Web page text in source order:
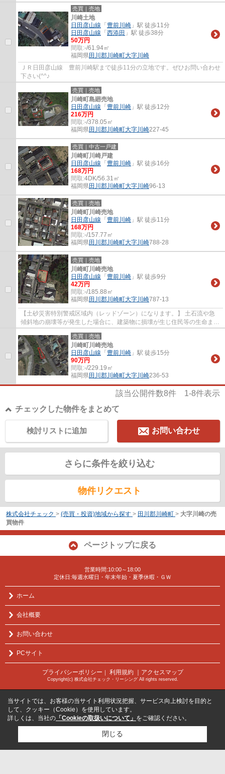
売買｜売地
川崎土地
日田彦山線 「 豊前川崎 」駅 徒歩11分
日田彦山線 「 西添田 」駅 徒歩38分
50万円
間取:-/61.94㎡
福岡県田川郡川崎町大字川崎
ＪＲ日田彦山線 豊前川崎駅まで徒歩11分の立地です。ぜひお問い合わせ
下さい(^^♪
売買｜売地
川崎町島廻売地
日田彦山線 「 豊前川崎 」駅 徒歩12分
216万円
間取:-/378.05㎡
福岡県田川郡川崎町大字川崎227-45
売買｜中古一戸建
川崎町川崎戸建
日田彦山線 「 豊前川崎 」駅 徒歩16分
168万円
間取:4DK/56.31㎡
福岡県田川郡川崎町大字川崎96-13
売買｜売地
川崎町川崎売地
日田彦山線 「 豊前川崎 」駅 徒歩11分
168万円
間取:-/157.77㎡
福岡県田川郡川崎町大字川崎788-28
売買｜売地
川崎町川崎売地
日田彦山線 「 豊前川崎 」駅 徒歩9分
42万円
間取:-/185.88㎡
福岡県田川郡川崎町大字川崎787-13
【土砂災害特別警戒区域内（レッドゾーン）になります。】 ⼟⽯流や急
傾斜地の崩壊等が発⽣した場合に、建築物に損壊が⽣じ住⺠等の⽣命また
は⾝体に著しい危害が⽣じる恐れがあると認...
売買｜売地
川崎町川崎売地
日田彦山線 「 豊前川崎 」駅 徒歩15分
90万円
間取:-/229.19㎡
福岡県田川郡川崎町大字川崎236-53
該当公開件数8件 1-8件表示
チェックした物件をまとめて
お問い合わせ
検討リストに追加
さらに条件を絞り込む
物件リクエスト
株式会社チェック > (売買・投資)地域から探す > 田川郡川崎町 > 大字川崎の売
買物件
ページトップに戻る
営業時間:10:00～18:00
定休日:毎週水曜日・年末年始・夏季休暇・ＧＷ
ホーム
会社概要
お問い合わせ
PCサイト
プライバシーポリシー ｜ 利用規約 ｜アクセスマップ
Copyright(c) 株式会社チェック・リーシング All rights reserved.
当サイトでは、お客様の当サイト利用状況把握、サービス向上検討を目的と
して、クッキー（Cookie）を使用しています。
詳しくは、当社の 「Cookieの取扱いについて」 をご確認ください。
閉じる